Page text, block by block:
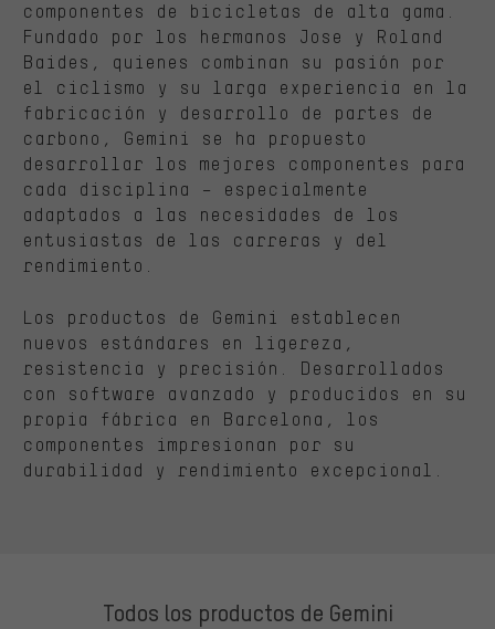
componentes de bicicletas de alta gama.
Fundado por los hermanos Jose y Roland
Baides, quienes combinan su pasión por
el ciclismo y su larga experiencia en la
fabricación y desarrollo de partes de
carbono, Gemini se ha propuesto
desarrollar los mejores componentes para
cada disciplina – especialmente
adaptados a las necesidades de los
entusiastas de las carreras y del
rendimiento.
Los productos de Gemini establecen
nuevos estándares en ligereza,
resistencia y precisión. Desarrollados
con software avanzado y producidos en su
propia fábrica en Barcelona, los
componentes impresionan por su
durabilidad y rendimiento excepcional.
Todos los productos de Gemini